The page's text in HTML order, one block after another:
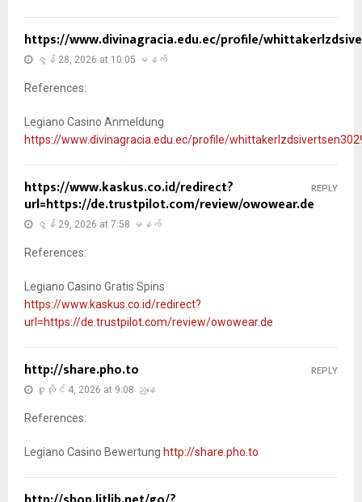
https://www.divinagracia.edu.ec/profile/
ဇွန် 28, 2026 at 10:05 မနက်
References:
Legiano Casino Anmeldung
https://www.divinagracia.edu.ec/profile/
https://www.kaskus.co.id/redirect?
url=https://de.trustpilot.com/review/owowear.de
ဇွန် 29, 2026 at 7:58 မနက်
References:
Legiano Casino Gratis Spins
https://www.kaskus.co.id/redirect?
url=https://de.trustpilot.com/review/owowear.de
REPLY
http://share.pho.to
ဇူလိုင် 4, 2026 at 9:08 ညနေ
References:
Legiano Casino Bewertung http://share.pho.to
REPLY